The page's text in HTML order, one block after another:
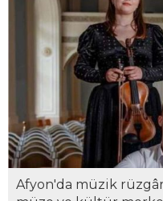
Afyon'da müzik